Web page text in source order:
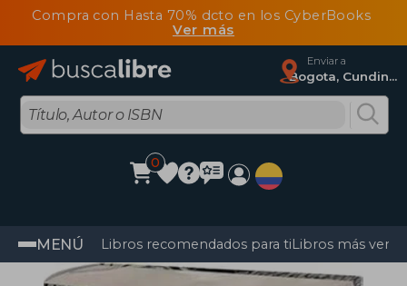
Compra con Hasta 70% dcto en los CyberBooks
Ver más
Enviar a
Bogota, Cundinamarca
0
MENÚ Libros recomendados para tiLibros más